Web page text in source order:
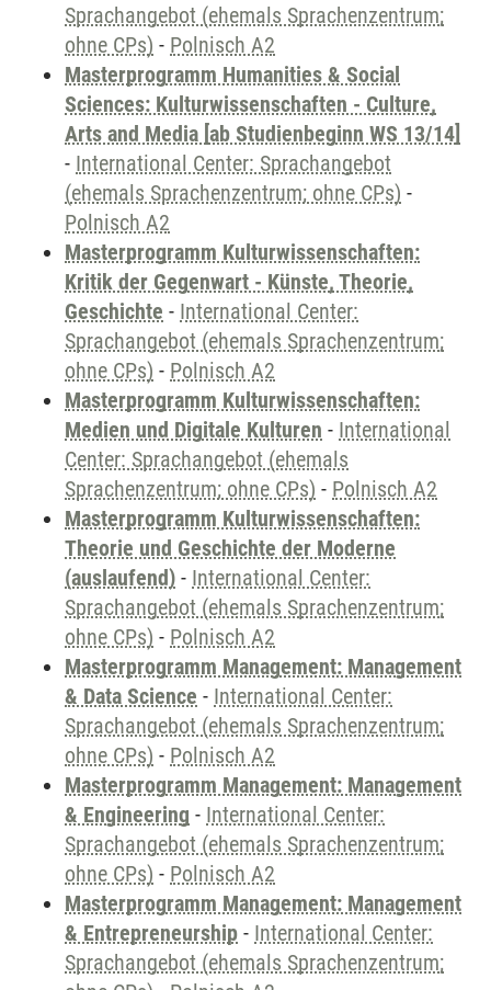
Sprachangebot (ehemals Sprachenzentrum;
ohne CPs) - Polnisch A2
Masterprogramm Humanities & Social
Sciences: Kulturwissenschaften - Culture,
Arts and Media [ab Studienbeginn WS 13/14]
- International Center: Sprachangebot
(ehemals Sprachenzentrum; ohne CPs) -
Polnisch A2
Masterprogramm Kulturwissenschaften:
Kritik der Gegenwart - Künste, Theorie,
Geschichte - International Center:
Sprachangebot (ehemals Sprachenzentrum;
ohne CPs) - Polnisch A2
Masterprogramm Kulturwissenschaften:
Medien und Digitale Kulturen - International
Center: Sprachangebot (ehemals
Sprachenzentrum; ohne CPs) - Polnisch A2
Masterprogramm Kulturwissenschaften:
Theorie und Geschichte der Moderne
(auslaufend) - International Center:
Sprachangebot (ehemals Sprachenzentrum;
ohne CPs) - Polnisch A2
Masterprogramm Management: Management
& Data Science - International Center:
Sprachangebot (ehemals Sprachenzentrum;
ohne CPs) - Polnisch A2
Masterprogramm Management: Management
& Engineering - International Center:
Sprachangebot (ehemals Sprachenzentrum;
ohne CPs) - Polnisch A2
Masterprogramm Management: Management
& Entrepreneurship - International Center:
Sprachangebot (ehemals Sprachenzentrum;